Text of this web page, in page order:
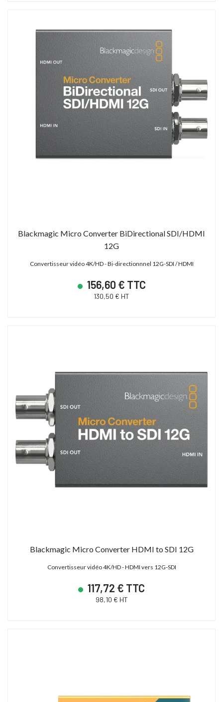
Blackmagic Micro Converter BiDirectional SDI/HDMI
12G
Convertisseur vidéo 4K/HD - Bi-directionnnel 12G-SDI / HDMI
156,60 € TTC
130,50 € HT
Blackmagic Micro Converter HDMI to SDI 12G
Convertisseur vidéo 4K/HD - HDMI vers 12G-SDI
117,72 € TTC
98,10 € HT